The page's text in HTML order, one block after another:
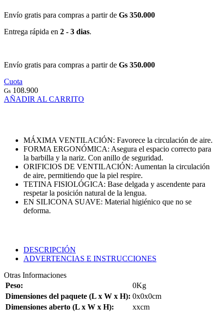
Envío gratis para compras a partir de Gs 350.000
Entrega rápida en 2 - 3 dias.
Envío gratis para compras a partir de Gs 350.000
Cuota
Gs 108.900
AÑADIR AL CARRITO
MÁXIMA VENTILACIÓN: Favorece la circulación de aire.
FORMA ERGONÓMICA: Asegura el espacio correcto para
la barbilla y la nariz. Con anillo de seguridad.
ORIFICIOS DE VENTILACIÓN: Aumentan la circulación
de aire, permitiendo que la piel respire.
TETINA FISIOLÓGICA: Base delgada y ascendente para
respetar la posición natural de la lengua.
EN SILICONA SUAVE: Material higiénico que no se
deforma.
DESCRIPCIÓN
ADVERTENCIAS E INSTRUCCIONES
Otras Informaciones
Peso:
0Kg
Dimensiones del paquete (L x W x H): 0x0x0cm
Dimensiones aberto (L x W x H):
xxcm